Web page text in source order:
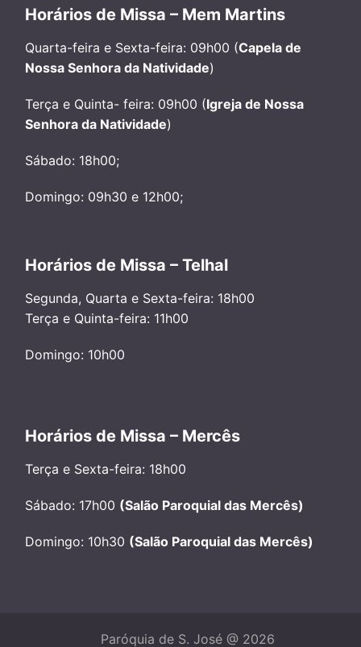
Horários de Missa – Mem Martins
Quarta-feira e Sexta-feira: 09h00 (Capela de
Nossa Senhora da Natividade)
Terça e Quinta- feira: 09h00 (Igreja de Nossa
Senhora da Natividade)
Sábado: 18h00;
Domingo: 09h30 e 12h00;
Horários de Missa – Telhal
Segunda, Quarta e Sexta-feira: 18h00
Terça e Quinta-feira: 11h00
Domingo: 10h00
Horários de Missa – Mercês
Terça e Sexta-feira: 18h00
Sábado: 17h00 (Salão Paroquial das Mercês)
Domingo: 10h30 (Salão Paroquial das Mercês)
Paróquia de S. José @ 2026